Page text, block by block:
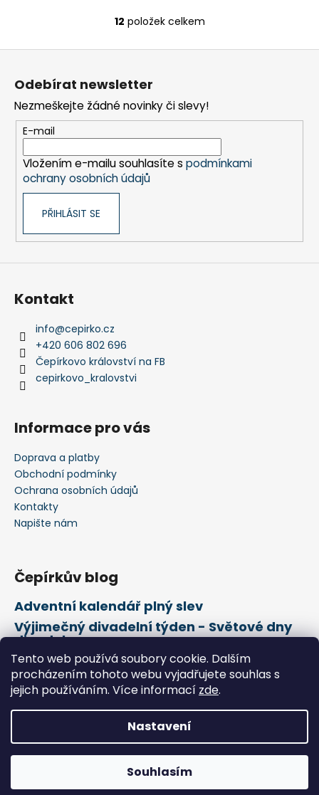
Tento web používá soubory cookie. Dalším
procházením tohoto webu vyjadřujete souhlas s
jejich používáním. Více informací zde.
Nastavení
Souhlasím
O
v
a
c
í
p
r
ý
p
12 položek celkem
Z
Odebírat newsletter
Nezmeškejte žádné novinky či slevy!
E-mail
Vložením e-mailu souhlasíte s podmínkami
ochrany osobních údajů
PŘIHLÁSIT SE
Kontakt
info@cepirko.cz
+420 606 802 696
Čepírkovo království na FB
cepirkovo_kralovstvi
Informace pro vás
Doprava a platby
Obchodní podmínky
Ochrana osobních údajů
Kontakty
Napište nám
Čepírkův blog
Adventní kalendář plný slev
Výjimečný divadelní týden - Světové dny
divadel
21. února Mezinárodní den mateřského
jazyka